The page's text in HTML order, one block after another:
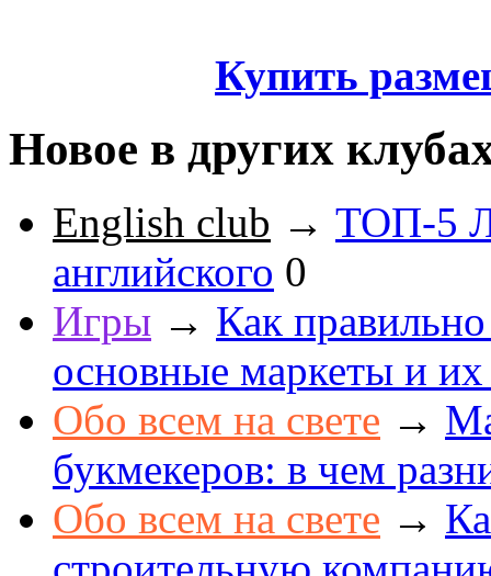
Купить
Новое в других
English club → ТОП-5
английского 0
Игры → Как
основные маркеты и
Обо всем на свете →
букмекеров: в чем
Обо всем на свете →